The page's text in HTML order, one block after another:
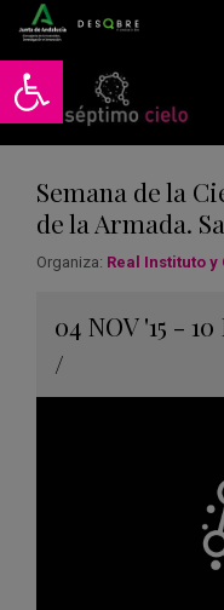
Abrir barra de herramientas
Semana de la
de la Armada.
Organiza: Real Instituto
04 NOV'15 - 10
/